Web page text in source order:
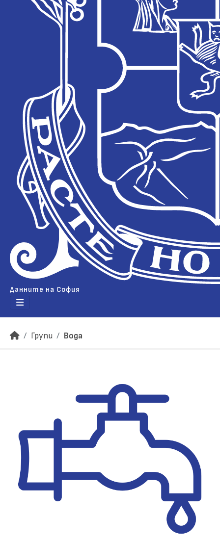
Данните на София
Групи Вода